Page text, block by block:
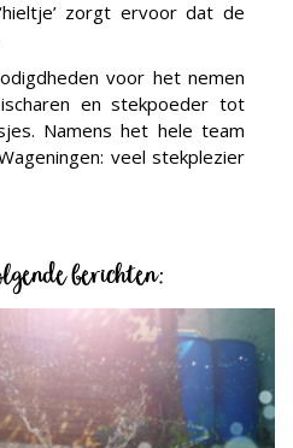
zorgt ervoor dat de
voor het nemen
en stekpoeder tot
Namens het hele team
veel stekplezier
berichten: